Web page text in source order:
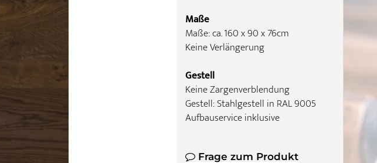
Maße
Maße: ca. 160 x 90 x 76cm
Keine Verlängerung
Gestell
Keine Zargenverblendung
Gestell: Stahlgestell in RAL 9005
Aufbauservice inklusive
Frage zum Produkt